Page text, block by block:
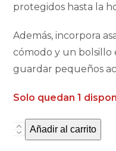
protegidos hasta la
Además, incorpora
cómodo y un bolsillo
guardar pequeños
Solo quedan 1
BolsaAñadir al carrito